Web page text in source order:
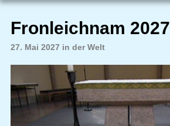
Fronleichnam 2027
27. Mai 2027 in der Welt